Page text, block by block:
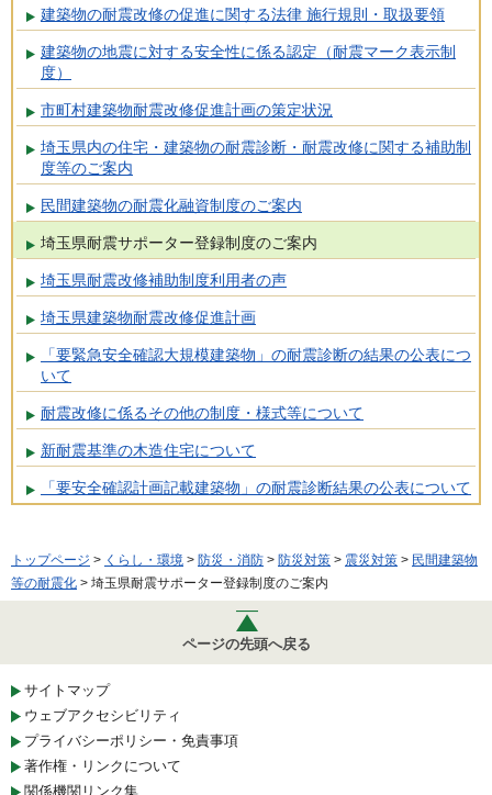
建築物の耐震改修の促進に関する法律 施行規則・取扱要領
建築物の地震に対する安全性に係る認定（耐震マーク表示制
度）
市町村建築物耐震改修促進計画の策定状況
埼玉県内の住宅・建築物の耐震診断・耐震改修に関する補助制
度等のご案内
民間建築物の耐震化融資制度のご案内
埼玉県耐震サポーター登録制度のご案内
埼玉県耐震改修補助制度利用者の声
埼玉県建築物耐震改修促進計画
「要緊急安全確認大規模建築物」の耐震診断の結果の公表につ
いて
耐震改修に係るその他の制度・様式等について
新耐震基準の木造住宅について
「要安全確認計画記載建築物」の耐震診断結果の公表について
トップページ > くらし・環境 > 防災・消防 > 防災対策 > 震災対策 > 民間建築物
等の耐震化 > 埼玉県耐震サポーター登録制度のご案内
ページの先頭へ戻る
サイトマップ
ウェブアクセシビリティ
プライバシーポリシー・免責事項
著作権・リンクについて
関係機関リンク集